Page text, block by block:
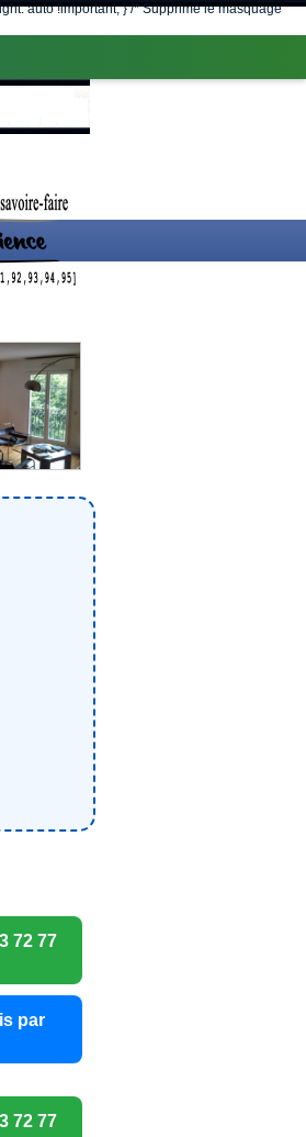
auto !important; } /* Supprime le masquage
72 77
par
72 77